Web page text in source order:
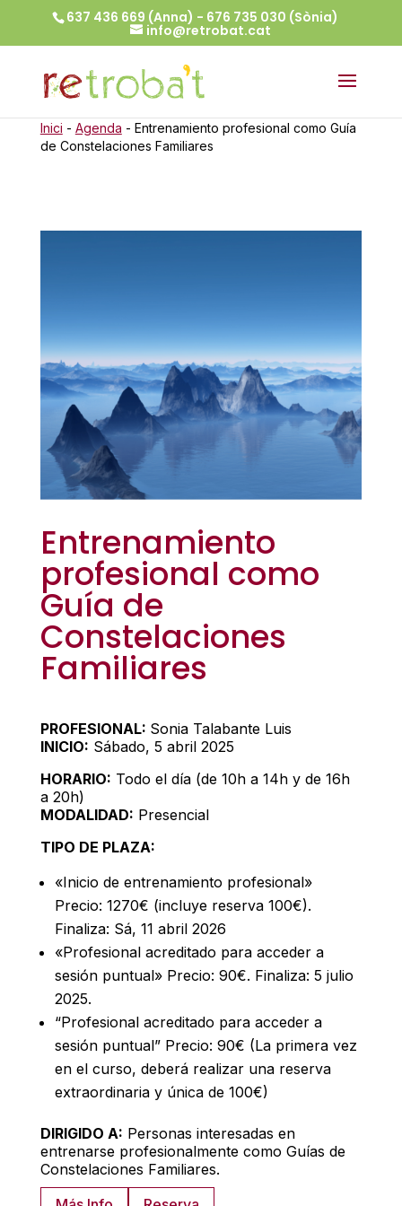
637 436 669 (Anna) - 676 735 030 (Sònia)
info@retrobat.cat
Inici - Agenda - Entrenamiento profesional como Guía
de Constelaciones Familiares
Entrenamiento
profesional como
Guía de
Constelaciones
Familiares
PROFESIONAL: Sonia Talabante Luis
INICIO: Sábado, 5 abril 2025
HORARIO: Todo el día (de 10h a 14h y de 16h
a 20h)
MODALIDAD: Presencial
TIPO DE PLAZA:
«Inicio de entrenamiento profesional»
Precio: 1270€ (incluye reserva 100€).
Finaliza: Sá, 11 abril 2026
«Profesional acreditado para acceder a
sesión puntual» Precio: 90€. Finaliza: 5 julio
2025.
“Profesional acreditado para acceder a
sesión puntual” Precio: 90€ (La primera vez
en el curso, deberá realizar una reserva
extraordinaria y única de 100€)
DIRIGIDO A: Personas interesadas en
entrenarse profesionalmente como Guías de
Constelaciones Familiares.